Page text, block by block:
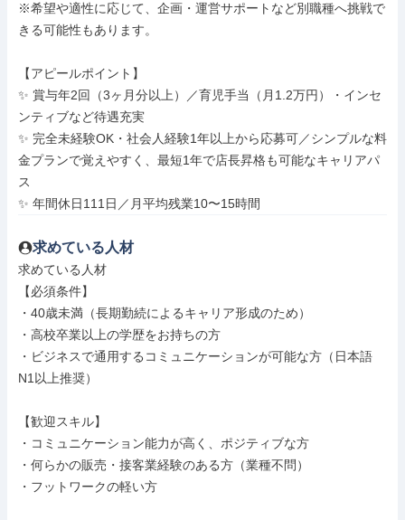
※希望や適性に応じて、企画・運営サポートなど別職種へ挑戦で
きる可能性もあります。
【アピールポイント】
✨ 賞与年2回（3ヶ月分以上）／育児手当（月1.2万円）・インセ
ンティブなど待遇充実
✨ 完全未経験OK・社会人経験1年以上から応募可／シンプルな料
金プランで覚えやすく、最短1年で店長昇格も可能なキャリアパ
ス
✨ 年間休日111日／月平均残業10〜15時間
求めている人材
求めている人材
【必須条件】
・40歳未満（長期勤続によるキャリア形成のため）
・高校卒業以上の学歴をお持ちの方
・ビジネスで通用するコミュニケーションが可能な方（日本語
N1以上推奨）
【歓迎スキル】
・コミュニケーション能力が高く、ポジティブな方
・何らかの販売・接客業経験のある方（業種不問）
・フットワークの軽い方